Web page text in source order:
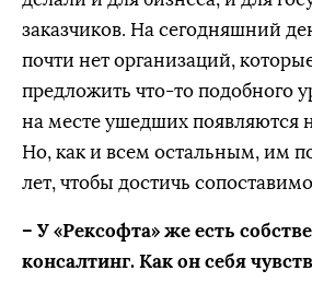
заказчиков. На сегодняшний
почти нет организаций,
предложить что-то подобного
на месте ушедших появляются
Но, как и всем остальным, им
лет, чтобы достичь
– У «Рексофта» же есть
консалтинг. Как он себя